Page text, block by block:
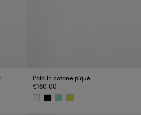
Bear, €200.00
Polo in cotone piqué
€160.00